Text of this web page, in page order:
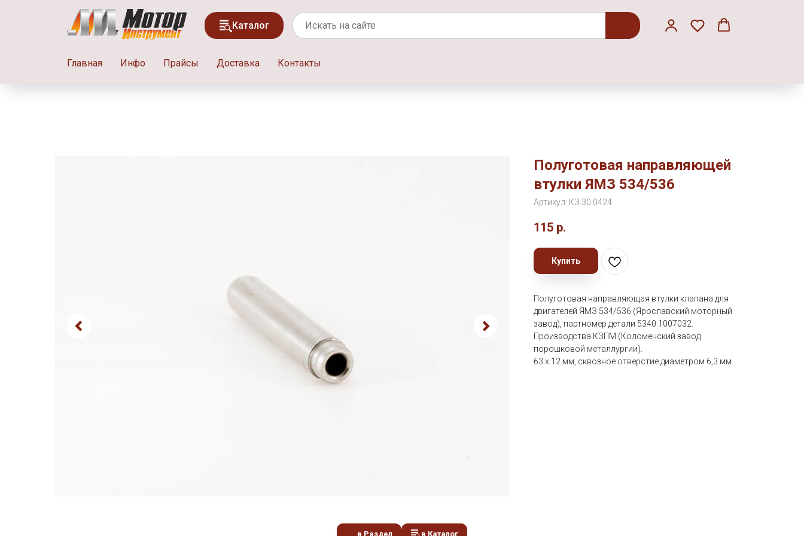
Каталог
Главная Инфо Прайсы Доставка Контакты
Полуготовая направляющей
втулки ЯМЗ 534/536
Артикул: КЗ.30.0424
115 р.
Купить
Полуготовая направляющая втулки клапана для
двигателей ЯМЗ 534/536 (Ярославский моторный
завод), партномер детали 5340.1007032.
Производства КЗПМ (Коломенский завод
порошковой металлургии).
63 х 12 мм, сквозное отверстие диаметром 6,3 мм.
в Раздел в Каталог